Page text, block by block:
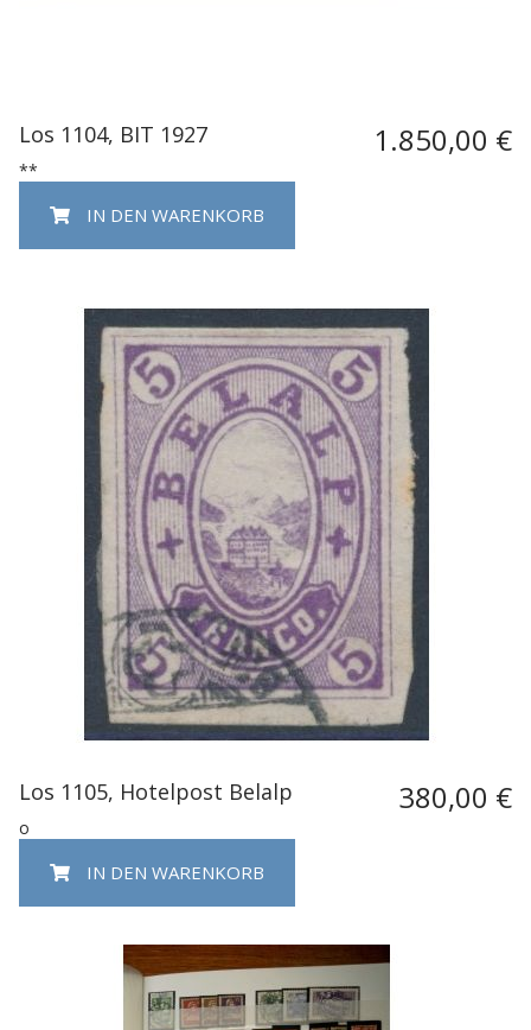
Los 1104, BIT 1927 1.850,00 €
**
IN DEN WARENKORB
Los 1105, Hotelpost Belalp 380,00 €
o
IN DEN WARENKORB